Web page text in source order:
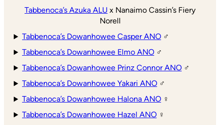
Tabbenoca’s Azuka ALU x Nanaimo Cassin’s Fiery
Norell
Tabbenoca’s Dowanhowee Casper ANO♂
Tabbenoca’s Dowanhowee Elmo ANO♂
Tabbenoca’s Dowanhowee Prinz Connor ANO♂
Tabbenoca’s Dowanhowee Yakari ANO♂
Tabbenoca’s Dowanhowee Halona ANO ♀
Tabbenoca’s Dowanhowee Hazel ANO ♀